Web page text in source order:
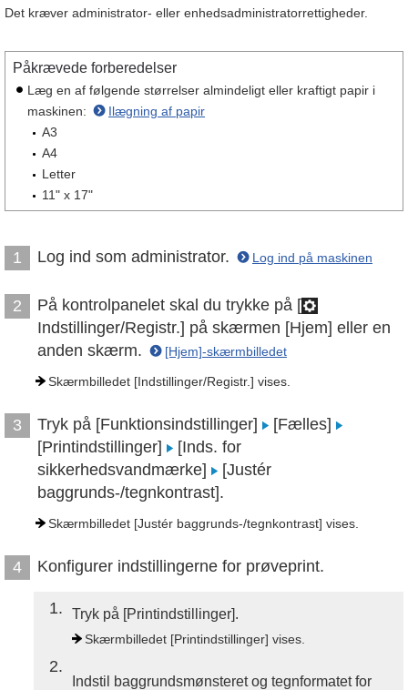
Det kræver administrator- eller enhedsadministratorrettigheder.
Påkrævede forberedelser
Læg en af følgende størrelser almindeligt eller kraftigt papir i
maskinen:
Ilægning af papir
A3
A4
Letter
11" x 17"
1 Log ind som administrator. Log ind på maskinen
2
På kontrolpanelet skal du trykke på [
Indstillinger/Registr.] på skærmen [Hjem] eller en
anden skærm.
[Hjem]-skærmbilledet
Skærmbilledet [Indstillinger/Registr.] vises.
3 Tryk på [Funktionsindstillinger]
[Fælles]
[Printindstillinger]
[Inds. for
sikkerhedsvandmærke]
[Justér
baggrunds-/tegnkontrast].
Skærmbilledet [Justér baggrunds-/tegnkontrast] vises.
4 Konfigurer indstillingerne for prøveprint.
1 Tryk på [Printindstillinger].
Skærmbilledet [Printindstillinger] vises.
2
Indstil baggrundsmønsteret og tegnformatet for